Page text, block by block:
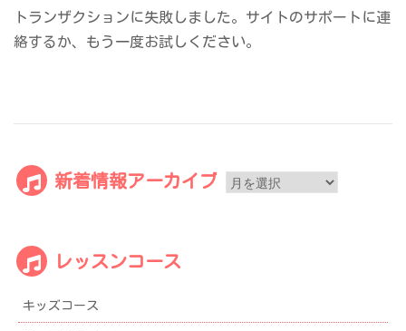
トランザクションに失敗しました。サイトのサポートに連
絡するか、もう一度お試しください。
新着情報アーカイブ
新
レッスンコース
キッズコース